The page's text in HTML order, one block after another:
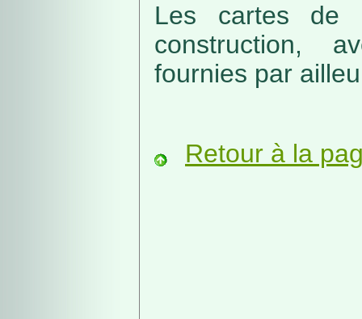
Les cartes de
construction,
fournies par
Retour à la